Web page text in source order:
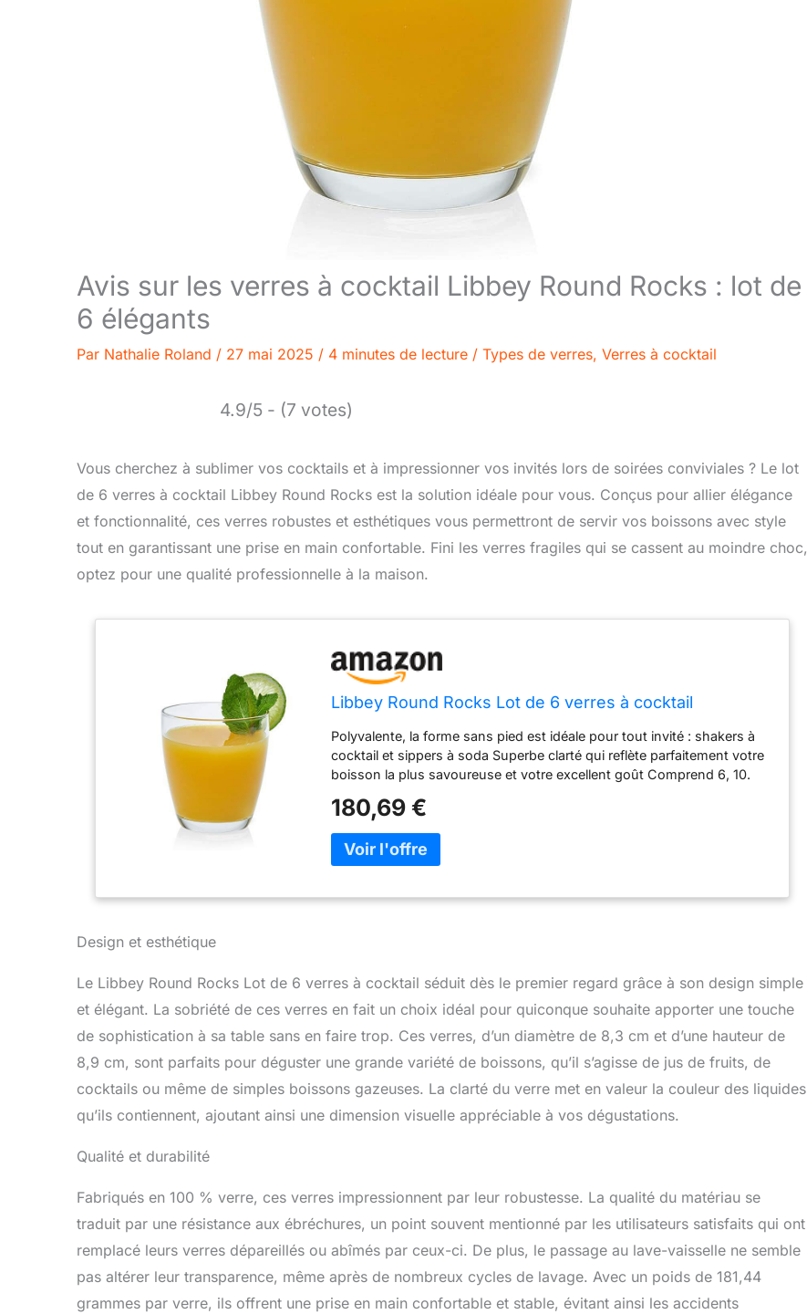
Avis sur les verres à cocktail Libbey Round Rocks : lot de
6 élégants
Par Nathalie Roland / 27 mai 2025 / 4 minutes de lecture / Types de verres, Verres à cocktail
4.9/5 - (7 votes)
Vous cherchez à sublimer vos cocktails et à impressionner vos invités lors de soirées conviviales ? Le lot
de 6 verres à cocktail Libbey Round Rocks est la solution idéale pour vous. Conçus pour allier élégance
et fonctionnalité, ces verres robustes et esthétiques vous permettront de servir vos boissons avec style
tout en garantissant une prise en main confortable. Fini les verres fragiles qui se cassent au moindre choc,
optez pour une qualité professionnelle à la maison.
Libbey Round Rocks Lot de 6 verres à cocktail
Polyvalente, la forme sans pied est idéale pour tout invité : shakers à
cocktail et sippers à soda Superbe clarté qui reflète parfaitement votre
boisson la plus savoureuse et votre excellent goût Comprend 6, 10.
12,7 cm Les produits internationaux ont des termes distincts, ils sont
vendus de l'étranger et peuvent différer des produits locaux, y compris
l'ajustement, l'âge et la langue du produit, l'étiquetage ou les
instructions.
180,69 €
Design et esthétique
Le Libbey Round Rocks Lot de 6 verres à cocktail séduit dès le premier regard grâce à son design simple
et élégant. La sobriété de ces verres en fait un choix idéal pour quiconque souhaite apporter une touche
de sophistication à sa table sans en faire trop. Ces verres, d’un diamètre de 8,3 cm et d’une hauteur de
8,9 cm, sont parfaits pour déguster une grande variété de boissons, qu’il s’agisse de jus de fruits, de
cocktails ou même de simples boissons gazeuses. La clarté du verre met en valeur la couleur des liquides
qu’ils contiennent, ajoutant ainsi une dimension visuelle appréciable à vos dégustations.
Qualité et durabilité
Fabriqués en 100 % verre, ces verres impressionnent par leur robustesse. La qualité du matériau se
traduit par une résistance aux ébréchures, un point souvent mentionné par les utilisateurs satisfaits qui ont
remplacé leurs verres dépareillés ou abîmés par ceux-ci. De plus, le passage au lave-vaisselle ne semble
pas altérer leur transparence, même après de nombreux cycles de lavage. Avec un poids de 181,44
grammes par verre, ils offrent une prise en main confortable et stable, évitant ainsi les accidents